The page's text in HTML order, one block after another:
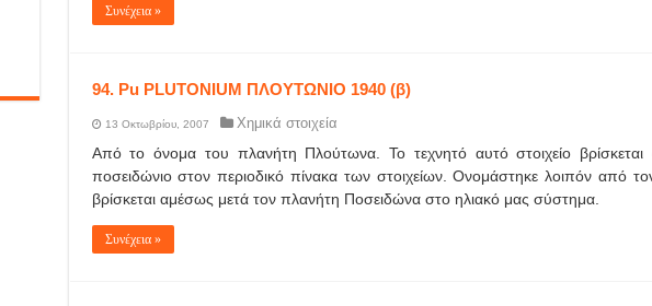
Συνέχεια »
94. Pu PLUTONIUM ΠΛΟΥΤΩΝΙΟ 1940 (β)
13 Οκτωβρίου, 2007 Χημικά στοιχεία
Από το όνομα του πλανήτη Πλούτωνα. Το τεχνητό αυτό στοιχείο
ποσειδώνιο στον περιοδικό πίνακα των στοιχείων. Ονομάστηκε λοιπόν από
βρίσκεται αμέσως μετά τον πλανήτη Ποσειδώνα στο ηλιακό μας σύστημα.
Συνέχεια »